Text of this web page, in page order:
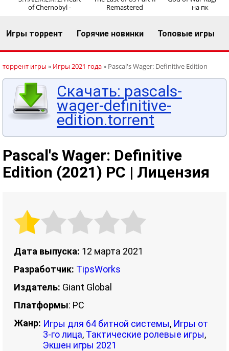
of Chernobyl -
Remastered
на пк
Игры торрент Горячие новинки Топовые игры
торрент игры » Игры 2021 года» Pascal's Wager: Definitive Edition
Скачать: pascals-
wager-definitive-
edition.torrent
Pascal's Wager: Definitive
Edition (2021) PC | Лицензия
Дата выпуска: 12 марта 2021
Разработчик: TipsWorks
Издатель: Giant Global
Платформы: PC
Жанр: Игры для 64 битной системы, Игры от
3-го лица, Тактические ролевые игры,
Экшен игры 2021